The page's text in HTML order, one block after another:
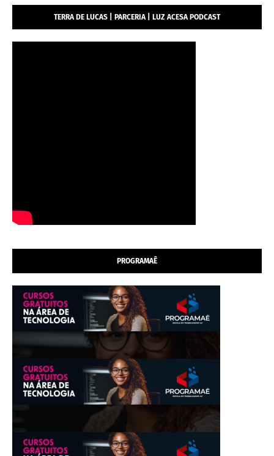
TERRA DE LUCAS | PARCERIA | LUZ ACESA PODCAST
PROGRAMAÊ